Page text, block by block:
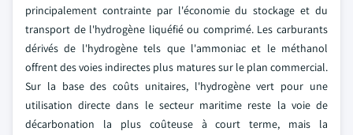
principalement contrainte par l'économie du stockage et du
transport de l'hydrogène liquéfié ou comprimé. Les carburants
dérivés de l'hydrogène tels que l'ammoniac et le méthanol
offrent des voies indirectes plus matures sur le plan commercial.
Sur la base des coûts unitaires, l'hydrogène vert pour une
utilisation directe dans le secteur maritime reste la voie de
décarbonation la plus coûteuse à court terme, mais la